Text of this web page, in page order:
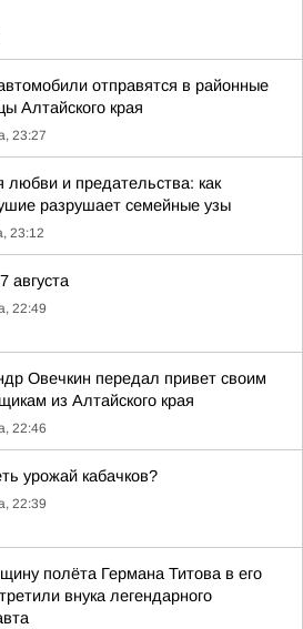
отправятся в районные
Алтайского края
23:27
любви и предательства: как
разрушает семейные узы
23:12
августа
22:49
Овечкин передал привет своим
из Алтайского края
22:46
урожай кабачков?
22:39
полёта Германа Титова в его
внука легендарного